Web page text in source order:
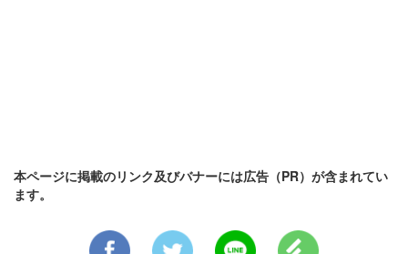
本ページに掲載のリンク及びバナーには広告（PR）が含まれてい
ます。